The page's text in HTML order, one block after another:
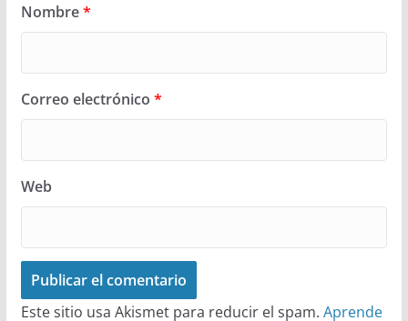
Nombre*
Correo electrónico *
Web
Este sitio usa Akismet para reducir el spam. Aprende